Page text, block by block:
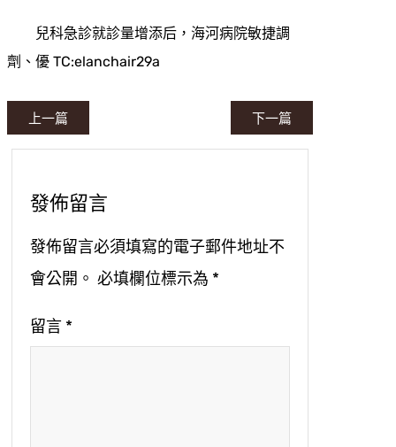
兒科急診就診量增添后，海河病院敏捷調
劑、優 TC:elanchair29a
上一篇 下一篇
發佈留言
發佈留言必須填寫的電子郵件地址不
會公開。 必填欄位標示為 *
留言 *